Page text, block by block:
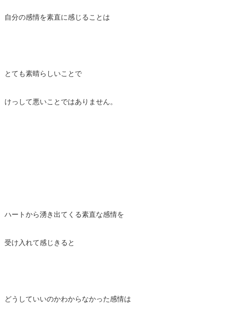
自分の感情を素直に感じることは
とても素晴らしいことで
けっして悪いことではありません。
ハートから湧き出てくる素直な感情を
受け入れて感じきると
どうしていいのかわからなかった感情は